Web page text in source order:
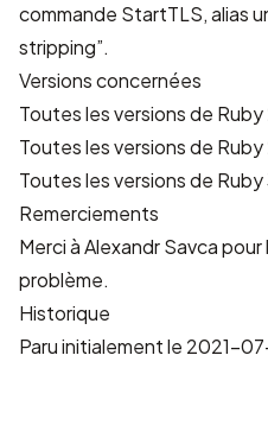
commande StartTLS, alias
stripping”.
Versions concernées
Toutes les versions de
Toutes les versions de
Toutes les versions de
Remerciements
Merci àAlexandr Savcapour
problème.
Historique
Paru initialement le 2021-